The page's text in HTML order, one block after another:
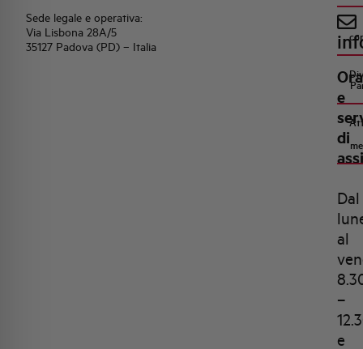
Sede legale e operativa:
Via Lisbona 28A/5
35127 Padova (PD) – Italia
e
di
Dal
al
–
e